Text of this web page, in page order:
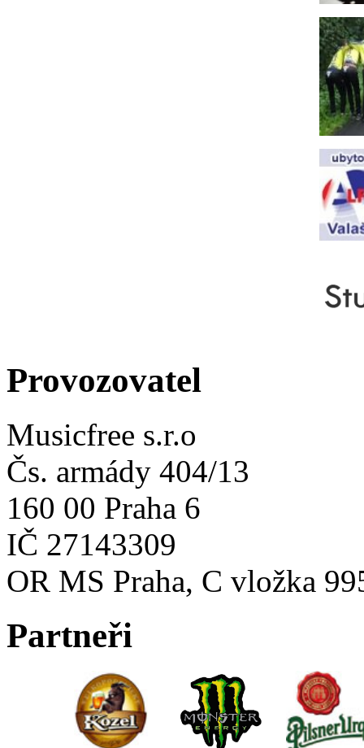
Provozovatel
Musicfree s.r.o
Čs. armády 404/13
160 00 Praha 6
IČ 27143309
OR MS Praha, C vložka
Partneři